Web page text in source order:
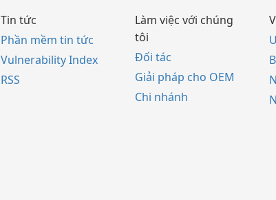
Tin tức
Phần mềm tin tức
Vulnerability Index
RSS
Làm việc với chúng
tôi
Đối tác
Giải pháp cho OEM
Chi nhánh